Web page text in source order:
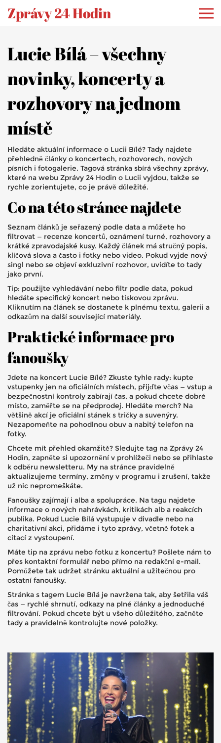
Zprávy 24 Hodin
Lucie Bílá – všechny
novinky, koncerty a
rozhovory na jednom
místě
Hledáte aktuální informace o Lucii Bílé? Tady najdete
přehledně články o koncertech, rozhovorech, nových
písních i fotogalerie. Tagová stránka sbírá všechny zprávy,
které na webu Zprávy 24 Hodin o Lucii vyjdou, takže se
rychle zorientujete, co je právě důležité.
Co na této stránce najdete
Seznam článků je seřazený podle data a můžete ho
filtrovat — recenze koncertů, oznámení turné, rozhovory a
krátké zpravodajské kusy. Každý článek má stručný popis,
klíčová slova a často i fotky nebo video. Pokud vyjde nový
singl nebo se objeví exkluzivní rozhovor, uvidíte to tady
jako první.
Tip: použijte vyhledávání nebo filtr podle data, pokud
hledáte specifický koncert nebo tiskovou zprávu.
Kliknutím na článek se dostanete k plnému textu, galerii a
odkazům na další související materiály.
Praktické informace pro
fanoušky
Jdete na koncert Lucie Bílé? Zkuste tyhle rady: kupte
vstupenky jen na oficiálních místech, přijďte včas — vstup a
bezpečnostní kontroly zabírají čas, a pokud chcete dobré
místo, zaměřte se na předprodej. Hledáte merch? Na
většině akcí je oficiální stánek s tričky a suvenýry.
Nezapomeňte na pohodlnou obuv a nabitý telefon na
fotky.
Chcete mít přehled okamžitě? Sledujte tag na Zprávy 24
Hodin, zapněte si upozornění v prohlížeči nebo se přihlaste
k odběru newsletteru. My na stránce pravidelně
aktualizujeme termíny, změny v programu i zrušení, takže
už nic nepromeškáte.
Fanoušky zajímají i alba a spolupráce. Na tagu najdete
informace o nových nahrávkách, kritikách alb a reakcích
publika. Pokud Lucie Bílá vystupuje v divadle nebo na
charitativní akci, přidáme i tyto zprávy, včetně fotek a
citací z vystoupení.
Máte tip na zprávu nebo fotku z koncertu? Pošlete nám to
přes kontaktní formulář nebo přímo na redakční e-mail.
Pomůžete tak udržet stránku aktuální a užitečnou pro
ostatní fanoušky.
Stránka s tagem Lucie Bílá je navržena tak, aby šetřila váš
čas — rychlé shrnutí, odkazy na plné články a jednoduché
filtrování. Pokud chcete být u všeho důležitého, začněte
tady a pravidelně kontrolujte nové položky.